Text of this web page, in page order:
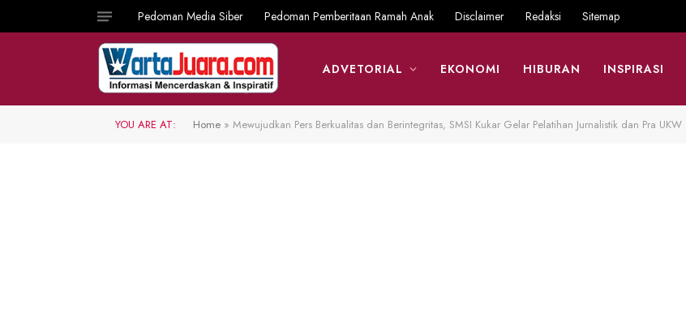
Pedoman Media Siber Pedoman Pemberitaan Ramah Anak Disclaimer Redaksi Sitemap
ADVETORIAL EKONOMI HIBURAN INSPIRASI
YOU ARE AT: Home » Mewujudkan Pers Berkualitas dan Berintegritas, SMSI Kukar Gelar Pelatihan Jurnalistik dan Pra UKW